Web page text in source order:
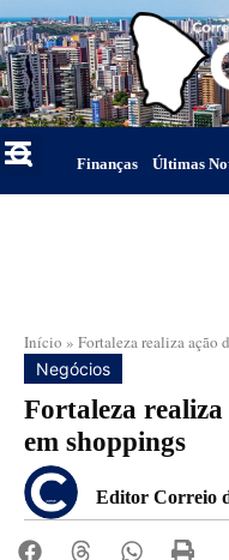
Finanças Últimas
Início » Fortaleza realiza ação
Negócios
Fortaleza
em shoppings
Editor Correio